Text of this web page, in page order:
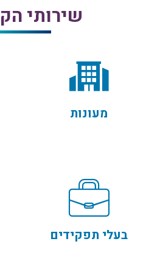
שירותי
מעונות
בעלי תפקידים